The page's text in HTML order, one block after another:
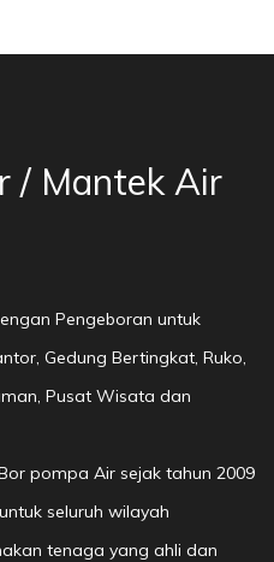
/ Mantek Air
Pengeboran untuk
Gedung Bertingkat, Ruko,
Pusat Wisata dan
pompa Air sejak tahun 2009
seluruh wilayah
tenaga yang ahli dan